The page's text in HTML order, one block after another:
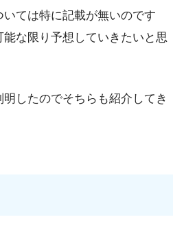
ては特に記載が無いのです
な限り予想していきたいと思
したのでそちらも紹介してき